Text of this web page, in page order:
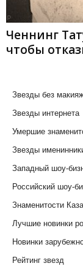
Ченнинг
чтобы
Звезды без
Звезды интернета
Умершие
Звезды
Западный шоу-
Российский шоу-
Знаменитости
Лучшие новинки
Новинки
Рейтинг звезд